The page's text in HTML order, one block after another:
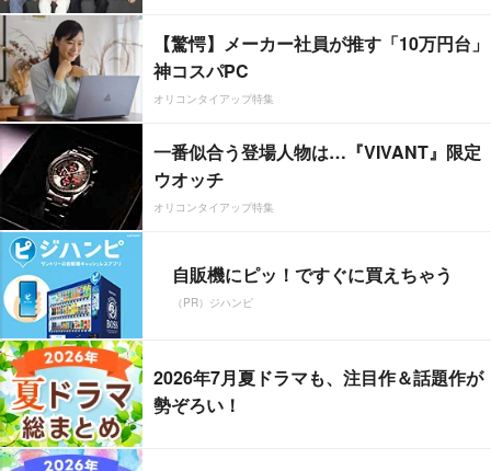
【驚愕】メーカー社員が推す「10万円台」
神コスパPC
オリコンタイアップ特集
一番似合う登場人物は…『VIVANT』限定
ウオッチ
オリコンタイアップ特集
自販機にピッ！ですぐに買えちゃう
（PR）ジハンピ
2026年7月夏ドラマも、注目作＆話題作が
勢ぞろい！